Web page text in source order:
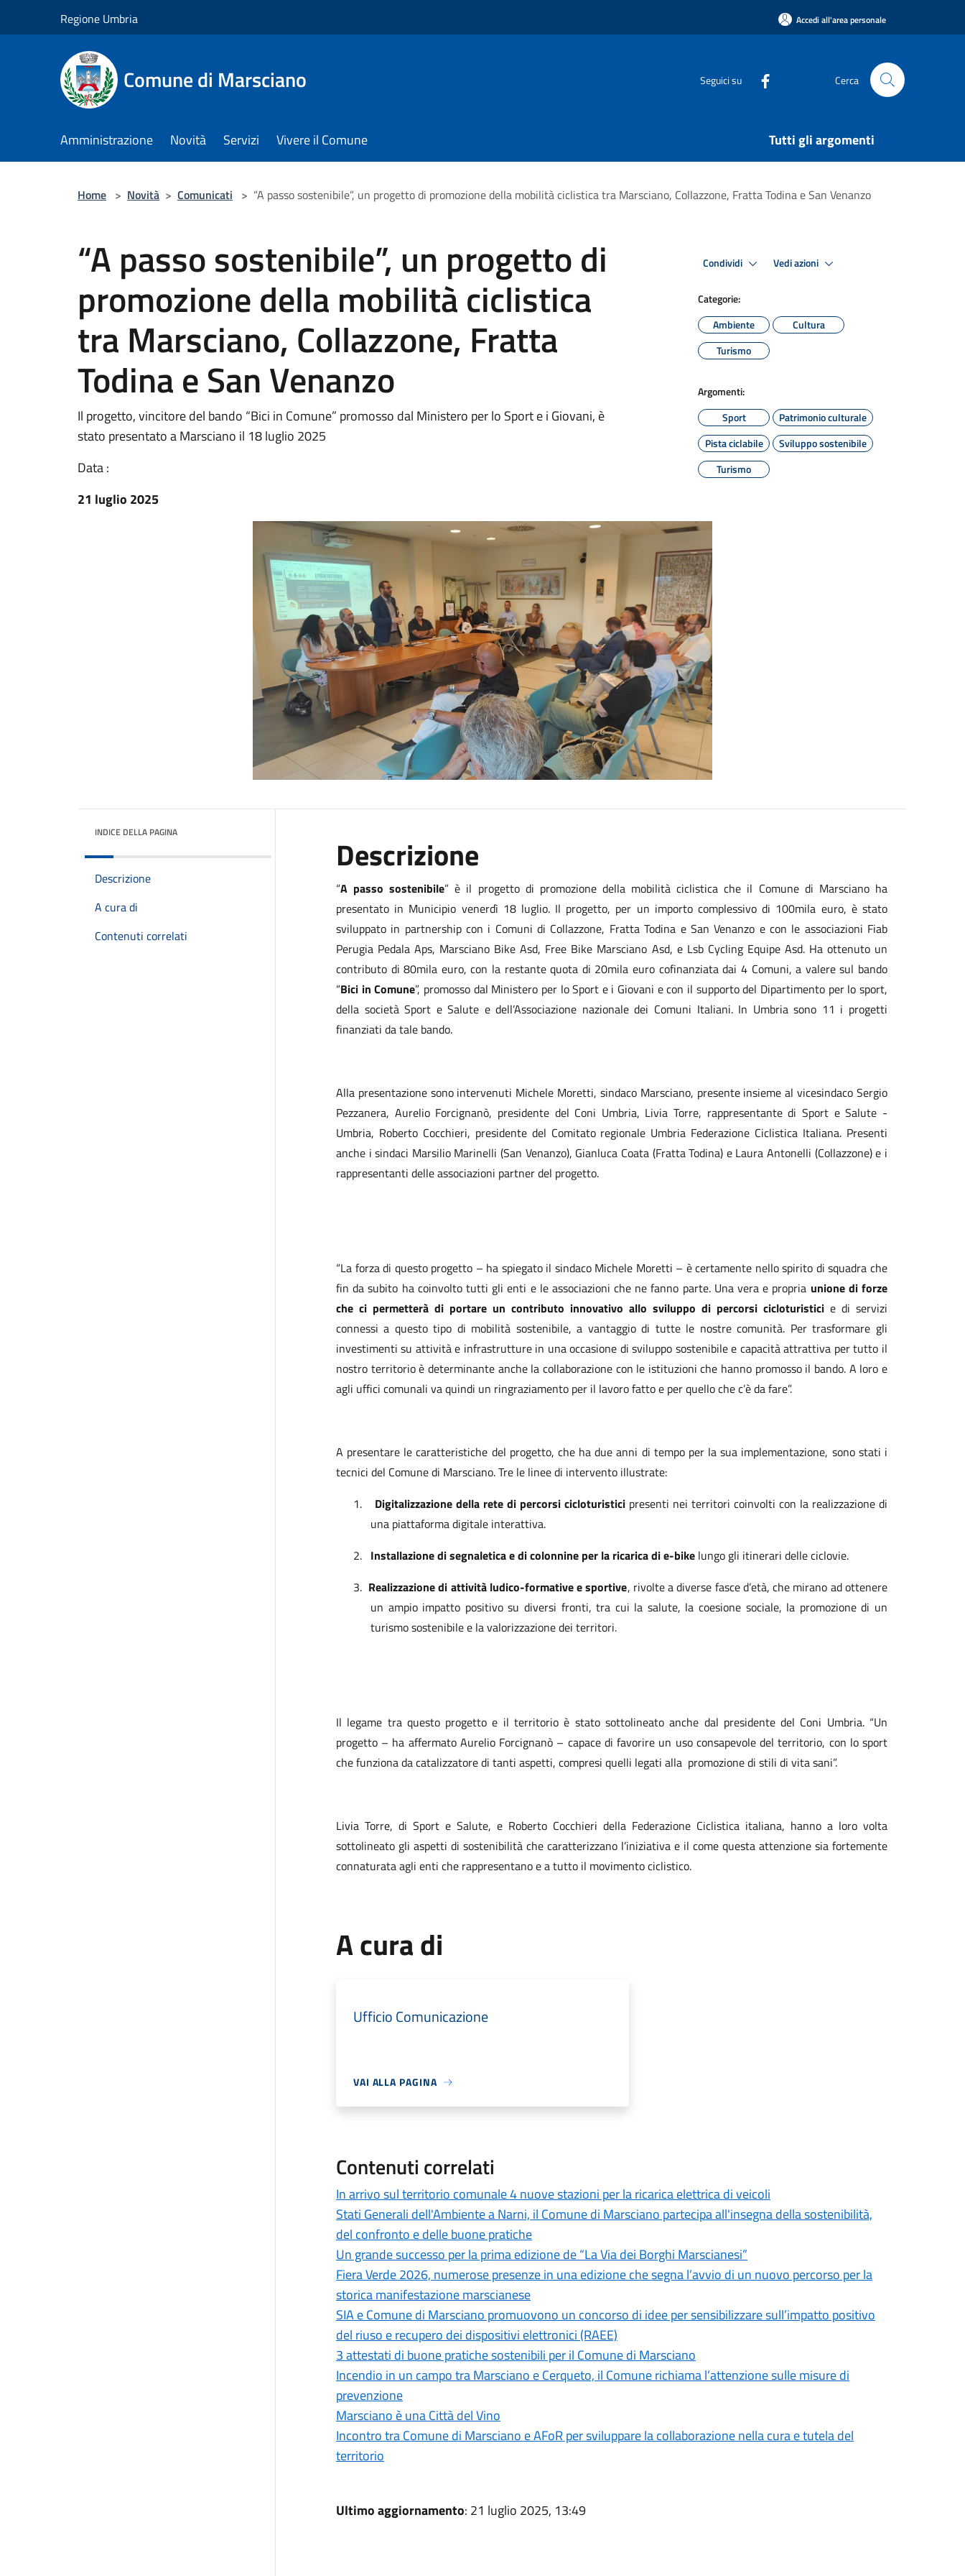
Regione Umbria Accedi all'area personale
Comune di Marsciano Seguici su Cerca
Amministrazione Novità Servizi Vivere il Comune Tutti gli argomenti
Home > Novità > Comunicati > “A passo sostenibile”, un progetto di promozione della mobilità ciclistica tra Marsciano, Collazzone, Fratta Todina e San Venanzo
“A passo sostenibile”, un progetto di
promozione della mobilità ciclistica
tra Marsciano, Collazzone, Fratta
Todina e San Venanzo
Il progetto, vincitore del bando “Bici in Comune” promosso dal Ministero per lo Sport e i Giovani, è
stato presentato a Marsciano il 18 luglio 2025
Data :
21 luglio 2025
Condividi Vedi azioni
Categorie:
Ambiente
Cultura
Turismo
Argomenti:
Sport
Patrimonio culturale
Pista ciclabile
Sviluppo sostenibile
Turismo
INDICE DELLA PAGINA
Descrizione
A cura di
Contenuti correlati
Descrizione
“A passo sostenibile” è il progetto di promozione della mobilità ciclistica che il Comune di Marsciano ha
presentato in Municipio venerdì 18 luglio. Il progetto, per un importo complessivo di 100mila euro, è stato
sviluppato in partnership con i Comuni di Collazzone, Fratta Todina e San Venanzo e con le associazioni Fiab
Perugia Pedala Aps, Marsciano Bike Asd, Free Bike Marsciano Asd, e Lsb Cycling Equipe Asd. Ha ottenuto un
contributo di 80mila euro, con la restante quota di 20mila euro cofinanziata dai 4 Comuni, a valere sul bando
“Bici in Comune”, promosso dal Ministero per lo Sport e i Giovani e con il supporto del Dipartimento per lo sport,
della società Sport e Salute e dell’Associazione nazionale dei Comuni Italiani. In Umbria sono 11 i progetti
finanziati da tale bando.
Alla presentazione sono intervenuti Michele Moretti, sindaco Marsciano, presente insieme al vicesindaco Sergio
Pezzanera, Aurelio Forcignanò, presidente del Coni Umbria, Livia Torre, rappresentante di Sport e Salute -
Umbria, Roberto Cocchieri, presidente del Comitato regionale Umbria Federazione Ciclistica Italiana. Presenti
anche i sindaci Marsilio Marinelli (San Venanzo), Gianluca Coata (Fratta Todina) e Laura Antonelli (Collazzone) e i
rappresentanti delle associazioni partner del progetto.
“La forza di questo progetto – ha spiegato il sindaco Michele Moretti – è certamente nello spirito di squadra che
fin da subito ha coinvolto tutti gli enti e le associazioni che ne fanno parte. Una vera e propria unione di forze
che ci permetterà di portare un contributo innovativo allo sviluppo di percorsi cicloturisticie di servizi
connessi a questo tipo di mobilità sostenibile, a vantaggio di tutte le nostre comunità. Per trasformare gli
investimenti su attività e infrastrutture in una occasione di sviluppo sostenibile e capacità attrattiva per tutto il
nostro territorio è determinante anche la collaborazione con le istituzioni che hanno promosso il bando. A loro e
agli uffici comunali va quindi un ringraziamento per il lavoro fatto e per quello che c’è da fare”.
A presentare le caratteristiche del progetto, che ha due anni di tempo per la sua implementazione, sono stati i
tecnici del Comune di Marsciano. Tre le linee di intervento illustrate:
1.
Digitalizzazione della rete di percorsi cicloturistici presenti nei territori coinvolti con la realizzazione di
una piattaforma digitale interattiva.
2. Installazione di segnaletica e di colonnine per la ricarica di e-bikelungo gli itinerari delle ciclovie.
3. Realizzazione di attività ludico-formative e sportive, rivolte a diverse fasce d’età, che mirano ad ottenere
un ampio impatto positivo su diversi fronti, tra cui la salute, la coesione sociale, la promozione di un
turismo sostenibile e la valorizzazione dei territori.
Il legame tra questo progetto e il territorio è stato sottolineato anche dal presidente del Coni Umbria. “Un
progetto – ha affermato Aurelio Forcignanò – capace di favorire un uso consapevole del territorio, con lo sport
che funziona da catalizzatore di tanti aspetti, compresi quelli legati alla promozione di stili di vita sani”.
Livia Torre, di Sport e Salute, e Roberto Cocchieri della Federazione Ciclistica italiana, hanno a loro volta
sottolineato gli aspetti di sostenibilità che caratterizzano l’iniziativa e il come questa attenzione sia fortemente
connaturata agli enti che rappresentano e a tutto il movimento ciclistico.
A cura di
Ufficio Comunicazione
VAI ALLA PAGINA
Contenuti correlati
In arrivo sul territorio comunale 4 nuove stazioni per la ricarica elettrica di veicoli
Stati Generali dell'Ambiente a Narni, il Comune di Marsciano partecipa all'insegna della sostenibilità,
del confronto e delle buone pratiche
Un grande successo per la prima edizione de “La Via dei Borghi Marscianesi”
Fiera Verde 2026, numerose presenze in una edizione che segna l’avvio di un nuovo percorso per la
storica manifestazione marscianese
SIA e Comune di Marsciano promuovono un concorso di idee per sensibilizzare sull’impatto positivo
del riuso e recupero dei dispositivi elettronici (RAEE)
3 attestati di buone pratiche sostenibili per il Comune di Marsciano
Incendio in un campo tra Marsciano e Cerqueto, il Comune richiama l’attenzione sulle misure di
prevenzione
Marsciano è una Città del Vino
Incontro tra Comune di Marsciano e AFoR per sviluppare la collaborazione nella cura e tutela del
territorio
Ultimo aggiornamento: 21 luglio 2025, 13:49